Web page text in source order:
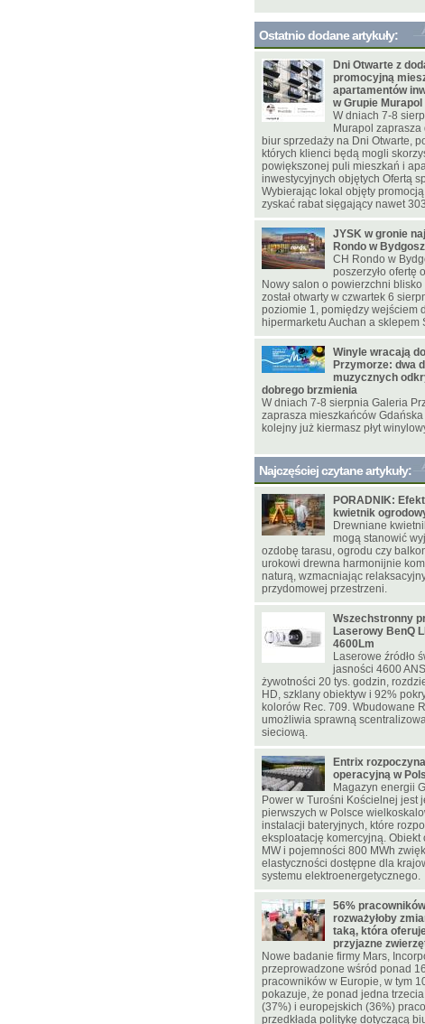
Ostatnio dodane artykuły:
Dni Otwarte z
promocyjną
apartamentów
w Grupie Murapol
W dniach 7-8
Murapol zaprasza
biur sprzedaży na Dni Otwarte,
których klienci będą mogli
powiększonej puli mieszkań i
inwestycyjnych objętych Ofertą
Wybierając lokal objęty
zyskać rabat sięgający nawet 303
JYSK w gronie
Rondo w
CH Rondo w
poszerzyło ofertę
Nowy salon o powierzchni blisko
został otwarty w czwartek 6
poziomie 1, pomiędzy wejściem
hipermarketu Auchan a sklepem
Winyle wracają
Przymorze: dwa
muzycznych
dobrego brzmienia
W dniach 7-8 sierpnia Galeria
zaprasza mieszkańców
kolejny już kiermasz płyt
Najczęściej czytane artykuły:
PORADNIK:
kwietnik
Drewniane
mogą stanowić
ozdobę tarasu, ogrodu czy
urokowi drewna harmonijnie
naturą, wzmacniając
przydomowej przestrzeni.
Wszechstronny
Laserowy BenQ
4600Lm
Laserowe źródło
jasności 4600
żywotności 20 tys. godzin,
HD, szklany obiektyw i 92%
kolorów Rec. 709. Wbudowane
umożliwia sprawną
sieciową.
Entrix
operacyjną w
Magazyn energii
Power w Turośni Kościelnej jest
pierwszych w Polsce
instalacji bateryjnych, które
eksploatację komercyjną. Obiekt
MW i pojemności 800 MWh
elastyczności dostępne dla
systemu elektroenergetycznego.
56%
rozważyłoby
taką, która
przyjazne
Nowe badanie firmy Mars,
przeprowadzone wśród ponad
pracowników w Europie, w tym
pokazuje, że ponad jedna
(37%) i europejskich (36%)
przedkłada politykę dotyczącą